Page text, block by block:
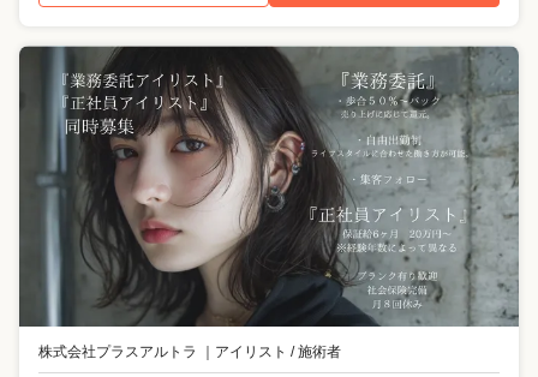
株式会社プラスアルトラ アイリスト / 施術者